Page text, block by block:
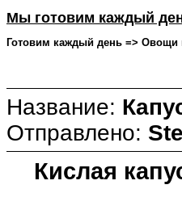
Мы готовим каждый
Готовим каждый день => Овощи
Название:
Отправлено:
Кислая